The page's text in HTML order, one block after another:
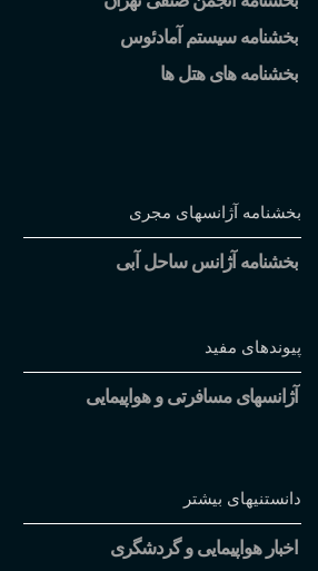
بخشنامه سیستم آمادئوس
بخشنامه های هتل ها
بخشنامه آژانسهای مجری
بخشنامه آژانس ساحل آبی
پیوندهای مفید
آژانسهای مسافرتی و هواپیمایی
دانستنیهای بیشتر
اخبار هواپیمایی و گردشگری